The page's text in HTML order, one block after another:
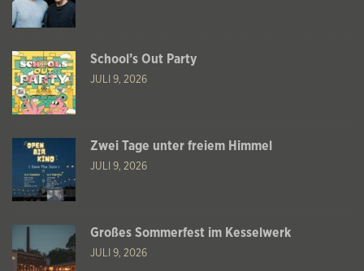
School’s Out Party
JULI 9, 2026
Zwei Tage unter freiem Himmel
JULI 9, 2026
Großes Sommerfest im Kesselwerk
JULI 9, 2026